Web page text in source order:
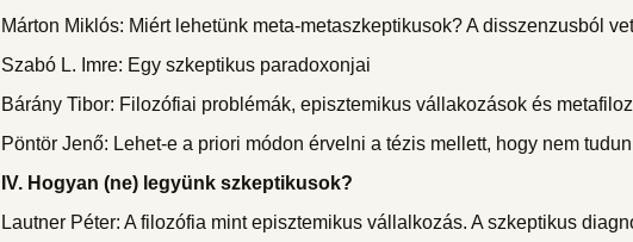
Márton Miklós: Miért lehetünk meta-metaszkeptikusok? A disszenzusból
Szabó L. Imre: Egy szkeptikus paradoxonjai
Bárány Tibor: Filozófiai problémák, episztemikus vállakozások és
Pöntör Jenő: Lehet-e a priori módon érvelni a tézis mellett, hogy nem
IV. Hogyan (ne) legyünk szkeptikusok?
Lautner Péter: A filozófia mint episztemikus vállalkozás. A szkeptikus